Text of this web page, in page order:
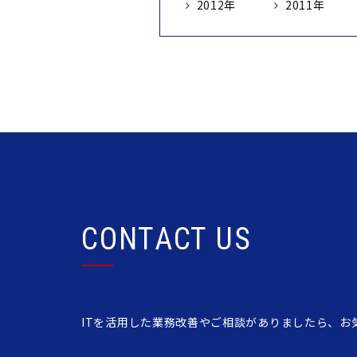
2012年 2011年
CONTACT US
ITを活用した業務改善やご相談がありましたら、お